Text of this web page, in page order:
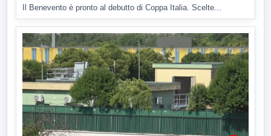
Il Benevento è pronto al debutto di Coppa Italia. Scelte...